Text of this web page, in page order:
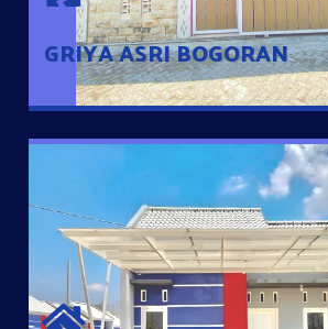
GRIYA ASRI BOGORAN
SURYA MADANI SATU
Satu-satunya Hunian nyaman dengan harga
jutaan dengan lokasi strategis di Tuban